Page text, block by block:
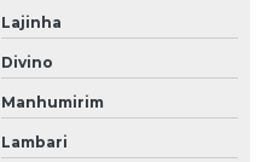
Lajinha
Divino
Manhumirim
Lambari